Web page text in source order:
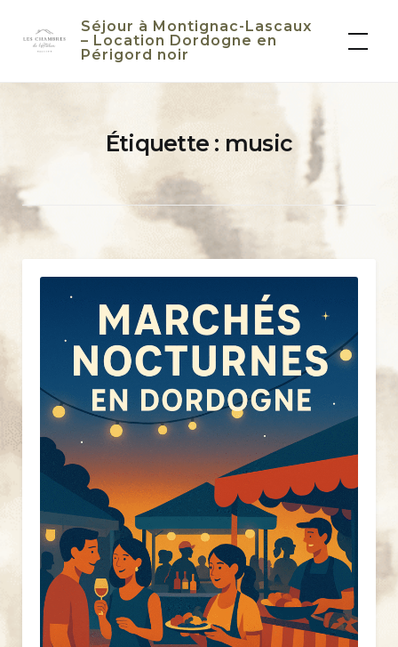
Séjour à Montignac-Lascaux
– Location Dordogne en
Périgord noir
Étiquette : music